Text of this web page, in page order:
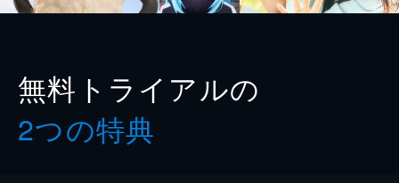
無料トライアルの
2つの特典